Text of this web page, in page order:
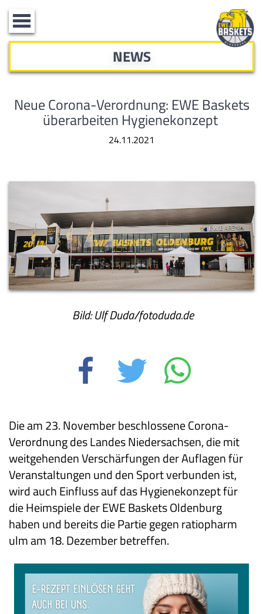
Toggle
navigation
NEWS
Neue Corona-Verordnung: EWE Baskets
überarbeiten Hygienekonzept
24.11.2021
Bild: Ulf Duda/fotoduda.de
Die am 23. November beschlossene Corona-
Verordnung des Landes Niedersachsen, die mit
weitgehenden Verschärfungen der Auflagen für
Veranstaltungen und den Sport verbunden ist,
wird auch Einfluss auf das Hygienekonzept für
die Heimspiele der EWE Baskets Oldenburg
haben und bereits die Partie gegen ratiopharm
ulm am 18. Dezember betreffen.